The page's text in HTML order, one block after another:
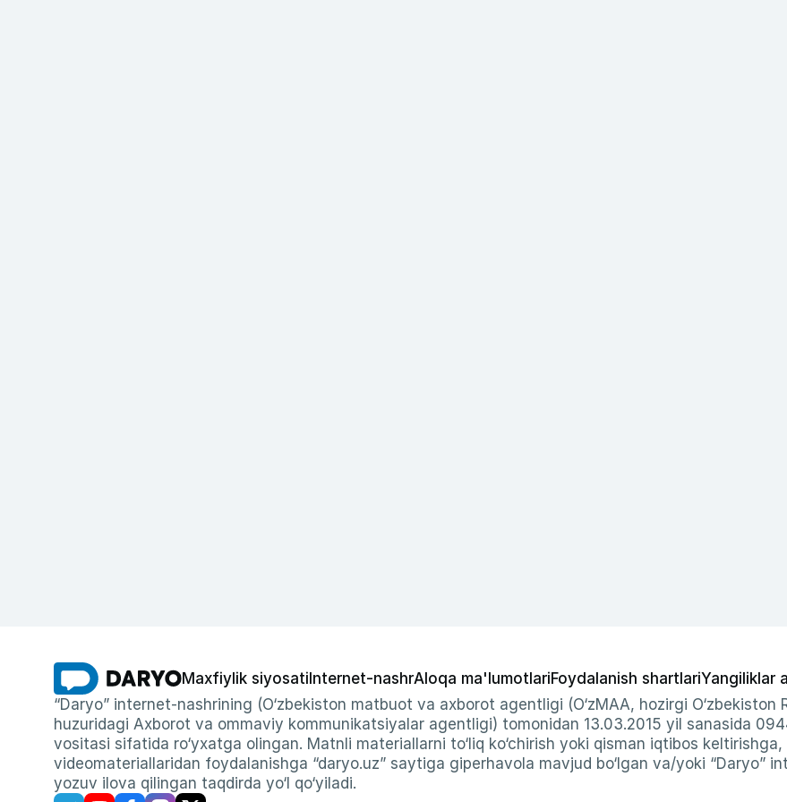
Maxfiylik siyosati Internet-nashrAloqa ma'lumotlariFoydalanish shartlariYangiliklar
“Daryo” internet-nashrining (O‘zbekiston matbuot va axborot agentligi (O‘zMAA, hozirgi
huzuridagi Axborot va ommaviy kommunikatsiyalar agentligi) tomonidan 13.03.2015 yil sanasida
vositasi sifatida ro‘yxatga olingan. Matnli materiallarni to‘liq ko‘chirish yoki qisman iqtibos
videomateriallaridan foydalanishga “daryo.uz” saytiga giperhavola mavjud bo‘lgan va/yoki “Daryo”
yozuv ilova qilingan taqdirda yo‘l qo‘yiladi.